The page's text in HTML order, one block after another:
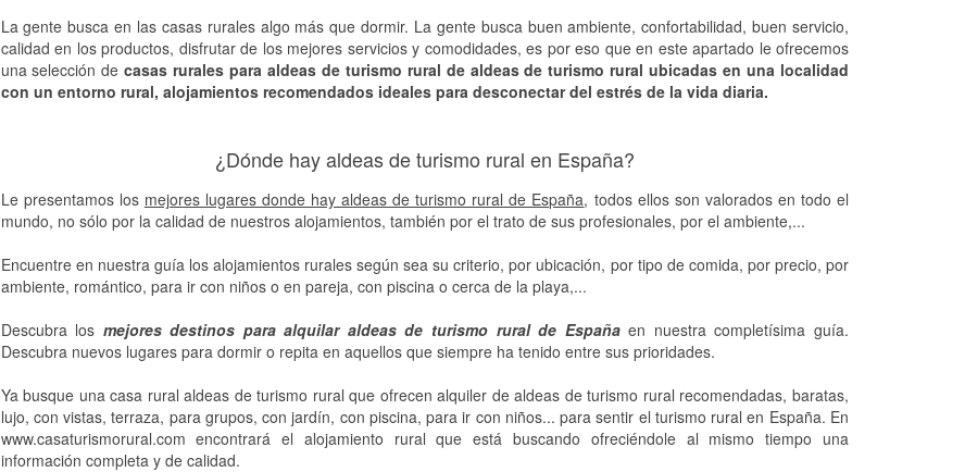
La gente busca en las casas rurales algo más que dormir. La gente busca buen ambiente, confortabilidad, buen servicio,
calidad en los productos, disfrutar de los mejores servicios y comodidades, es por eso que en este apartado le ofrecemos
una selección decasas rurales para aldeas de turismo rural de aldeas de turismo rural ubicadas en una localidad
con un entorno rural, alojamientos recomendados ideales para desconectar del estrés de la vida diaria.
¿Dónde hay aldeas de turismo rural en España?
Le presentamos los mejores lugares donde hay aldeas de turismo rural de España, todos ellos son valorados en todo el
mundo, no sólo por la calidad de nuestros alojamientos, también por el trato de sus profesionales, por el ambiente,...
Encuentre en nuestra guía los alojamientos rurales según sea su criterio, por ubicación, por tipo de comida, por precio, por
ambiente, romántico, para ir con niños o en pareja, con piscina o cerca de la playa,...
Descubra los mejores destinos para alquilar aldeas de turismo rural de Españaen nuestra completísima guía.
Descubra nuevos lugares para dormir o repita en aquellos que siempre ha tenido entre sus prioridades.
Ya busque una casa rural aldeas de turismo rural que ofrecen alquiler de aldeas de turismo rural recomendadas, baratas,
lujo, con vistas, terraza, para grupos, con jardín, con piscina, para ir con niños... para sentir el turismo rural en España. En
www.casaturismorural.com encontrará el alojamiento rural que está buscando ofreciéndole al mismo tiempo una
información completa y de calidad.